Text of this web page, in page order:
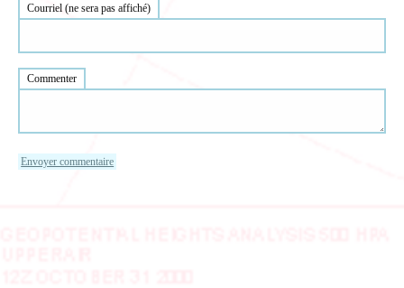
Courriel (ne sera pas affiché)
Commenter